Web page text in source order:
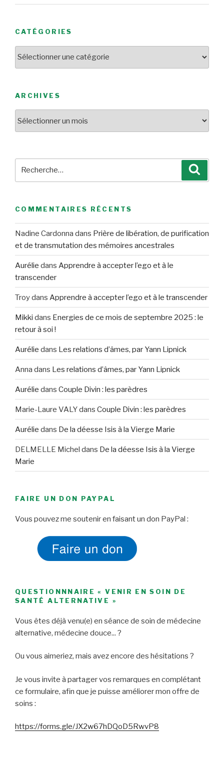
CATÉGORIES
ARCHIVES
COMMENTAIRES RÉCENTS
Nadine Cardonna dans Prière de libération, de purification
et de transmutation des mémoires ancestrales
Aurélie dans Apprendre à accepter l’ego et à le
transcender
Troydans Apprendre à accepter l’ego et à le transcender
Mikki dans Energies de ce mois de septembre 2025 : le
retour à soi !
Aurélie dans Les relations d’âmes, par Yann Lipnick
Anna dans Les relations d’âmes, par Yann Lipnick
Aurélie dans Couple Divin : les parèdres
Marie-Laure VALYdans Couple Divin : les parèdres
Aurélie dans De la déesse Isis à la Vierge Marie
DELMELLE Michel dans De la déesse Isis à la Vierge
Marie
FAIRE UN DON PAYPAL
Vous pouvez me soutenir en faisant un don PayPal :
QUESTIONNNAIRE « VENIR EN SOIN DE
SANTÉ ALTERNATIVE »
Vous êtes déjà venu(e) en séance de soin de médecine
alternative, médecine douce... ?
Ou vous aimeriez, mais avez encore des hésitations ?
Je vous invite à partager vos remarques en complétant
ce formulaire, afin que je puisse améliorer mon offre de
soins :
https://forms.gle/JX2w67hDQoD5RwvP8